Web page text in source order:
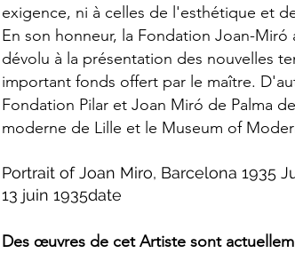
exigence, ni à celles de l'esthétique et
En son honneur, la Fondation Joan-
dévolu à la présentation des nouvelles
important fonds offert par le maître.
Fondation Pilar et Joan Miró de Palma
moderne de Lille et le Museum of
Portrait of Joan Miro, Barcelona 1935
13 juin 1935date
Des œuvres de cet Artiste sont